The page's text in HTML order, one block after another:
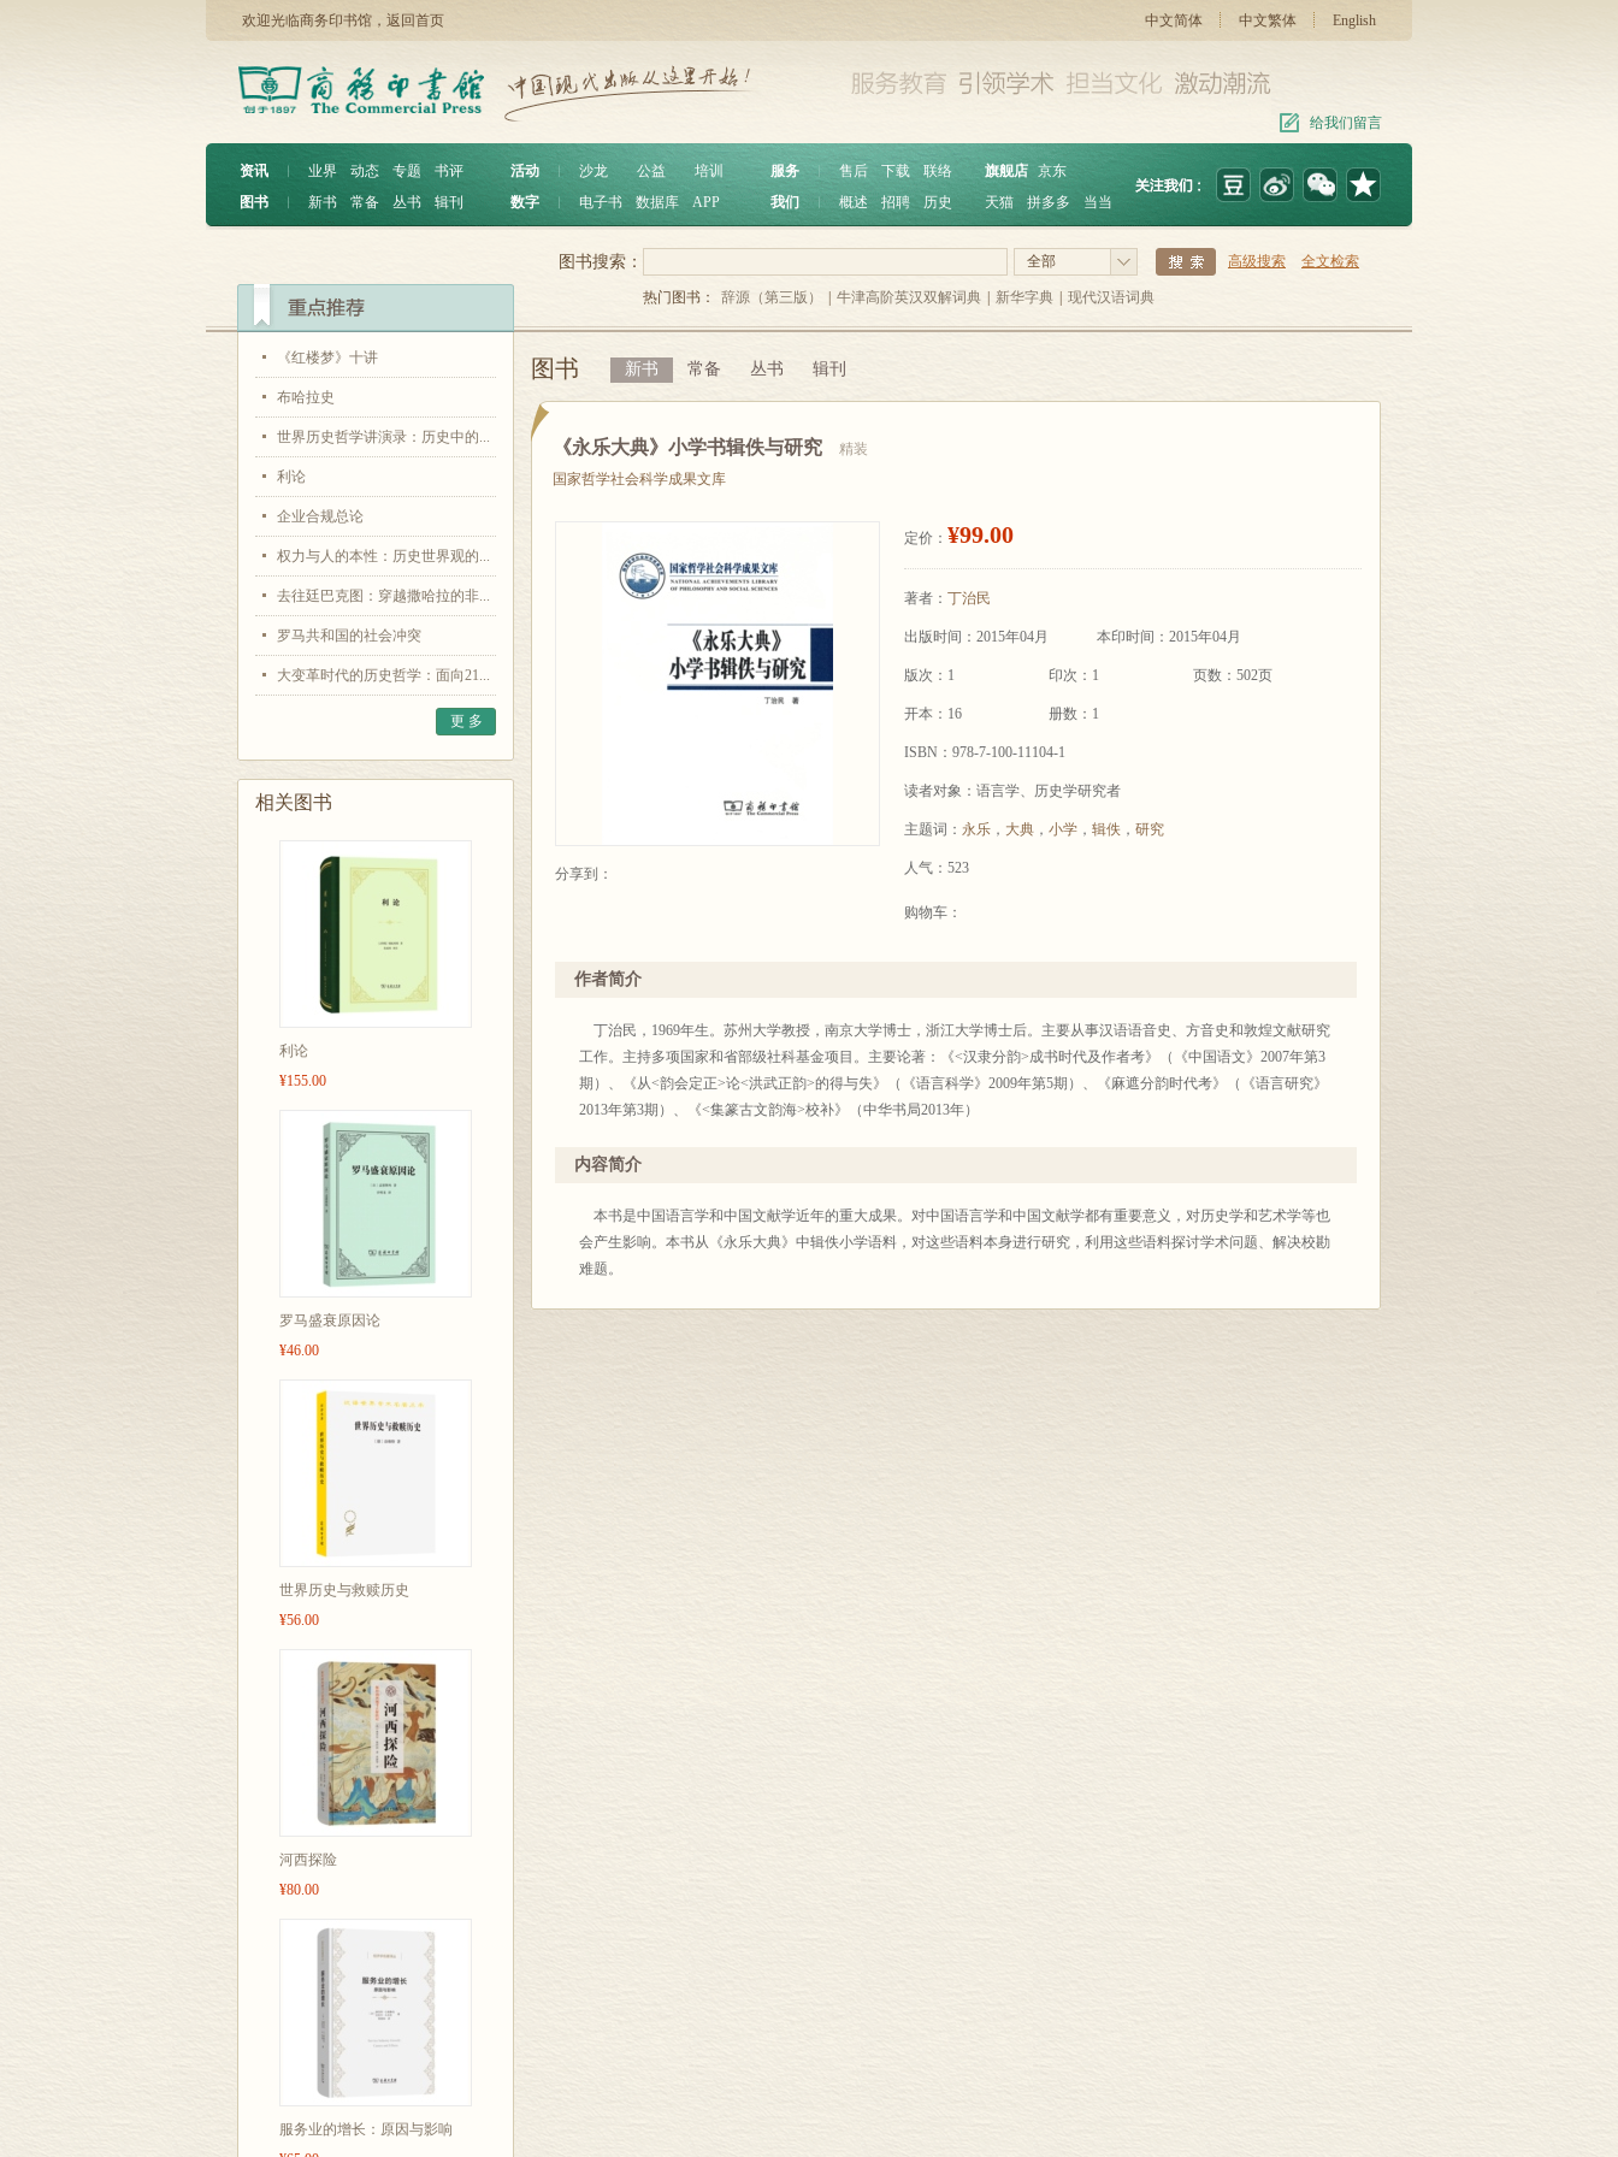
欢迎光临商务印书馆， 返回首页 中文简体 中文繁体 English
给我们留言
资讯 ︱ 业界 动态 专题
书评
图书
︱ 新书 常备 丛书 辑刊
活动 沙龙 公益
培训
数字
电子书 数据库 APP
服务 ︱ 售后 下载
联络
我们
概述 招聘 历史
旗舰店 京东
天猫
拼多多 当当
《红楼梦》十讲
布哈拉史
世界历史哲学讲演录：历史中的...
利论
企业合规总论
权力与人的本性：历史世界观的...
去往廷巴克图：穿越撒哈拉的非...
罗马共和国的社会冲突
大变革时代的历史哲学：面向21...
更 多
相关图书
利论
¥155.00
罗马盛衰原因论
¥46.00
世界历史与救赎历史
¥56.00
河西探险
¥80.00
服务业的增长：原因与影响
全部 高级搜索 全文检索
图书搜索：
热门图书： 辞源（第三版） 牛津高阶英汉双解词典 新华字典 现代汉语词典
图书 新书 常备 丛书 辑刊
《永乐大典》小学书辑佚与研究
精装
国家哲学社会科学成果文库
分享到：
定价： ¥99.00
著者： 丁治民
出版时间：2015年04月 本印时间：2015年04月
版次：1 印次：1 页数：502页
开本：16 册数：1
ISBN：978-7-100-11104-1
读者对象：语言学、历史学研究者
主题词： 永乐 ， 大典 ， 小学 ， 辑佚 ， 研究
人气：523
购物车：
作者简介
丁治民，1969年生。苏州大学教授，南京大学博士，浙江大学博士后。主要从事汉语语音史、方音史和敦煌文献研究
工作。主持多项国家和省部级社科基金项目。主要论著：《<汉隶分韵>成书时代及作者考》（《中国语文》2007年第3
期）、《从<韵会定正>论<洪武正韵>的得与失》（《语言科学》2009年第5期）、《麻遮分韵时代考》（《语言研究》
2013年第3期）、《<集篆古文韵海>校补》（中华书局2013年）
内容简介
本书是中国语言学和中国文献学近年的重大成果。对中国语言学和中国文献学都有重要意义，对历史学和艺术学等也
会产生影响。本书从《永乐大典》中辑佚小学语料，对这些语料本身进行研究，利用这些语料探讨学术问题、解决校勘
难题。